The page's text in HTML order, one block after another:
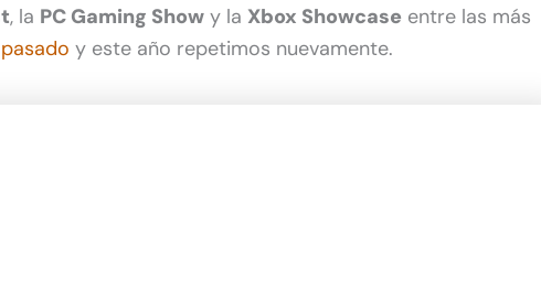
, la PC Gaming Show y la Xbox Showcase entre las más
y este año repetimos nuevamente.